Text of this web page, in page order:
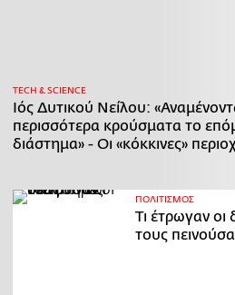
ΤECH & SCIENCE
Ιός Δυτικού Νείλου:
περισσότερα κρούσματα το
διάστημα» - Οι «κόκκινες»
ΠΟΛΙΤΙΣΜΟΣ
Τι έτρωγαν οι
τους